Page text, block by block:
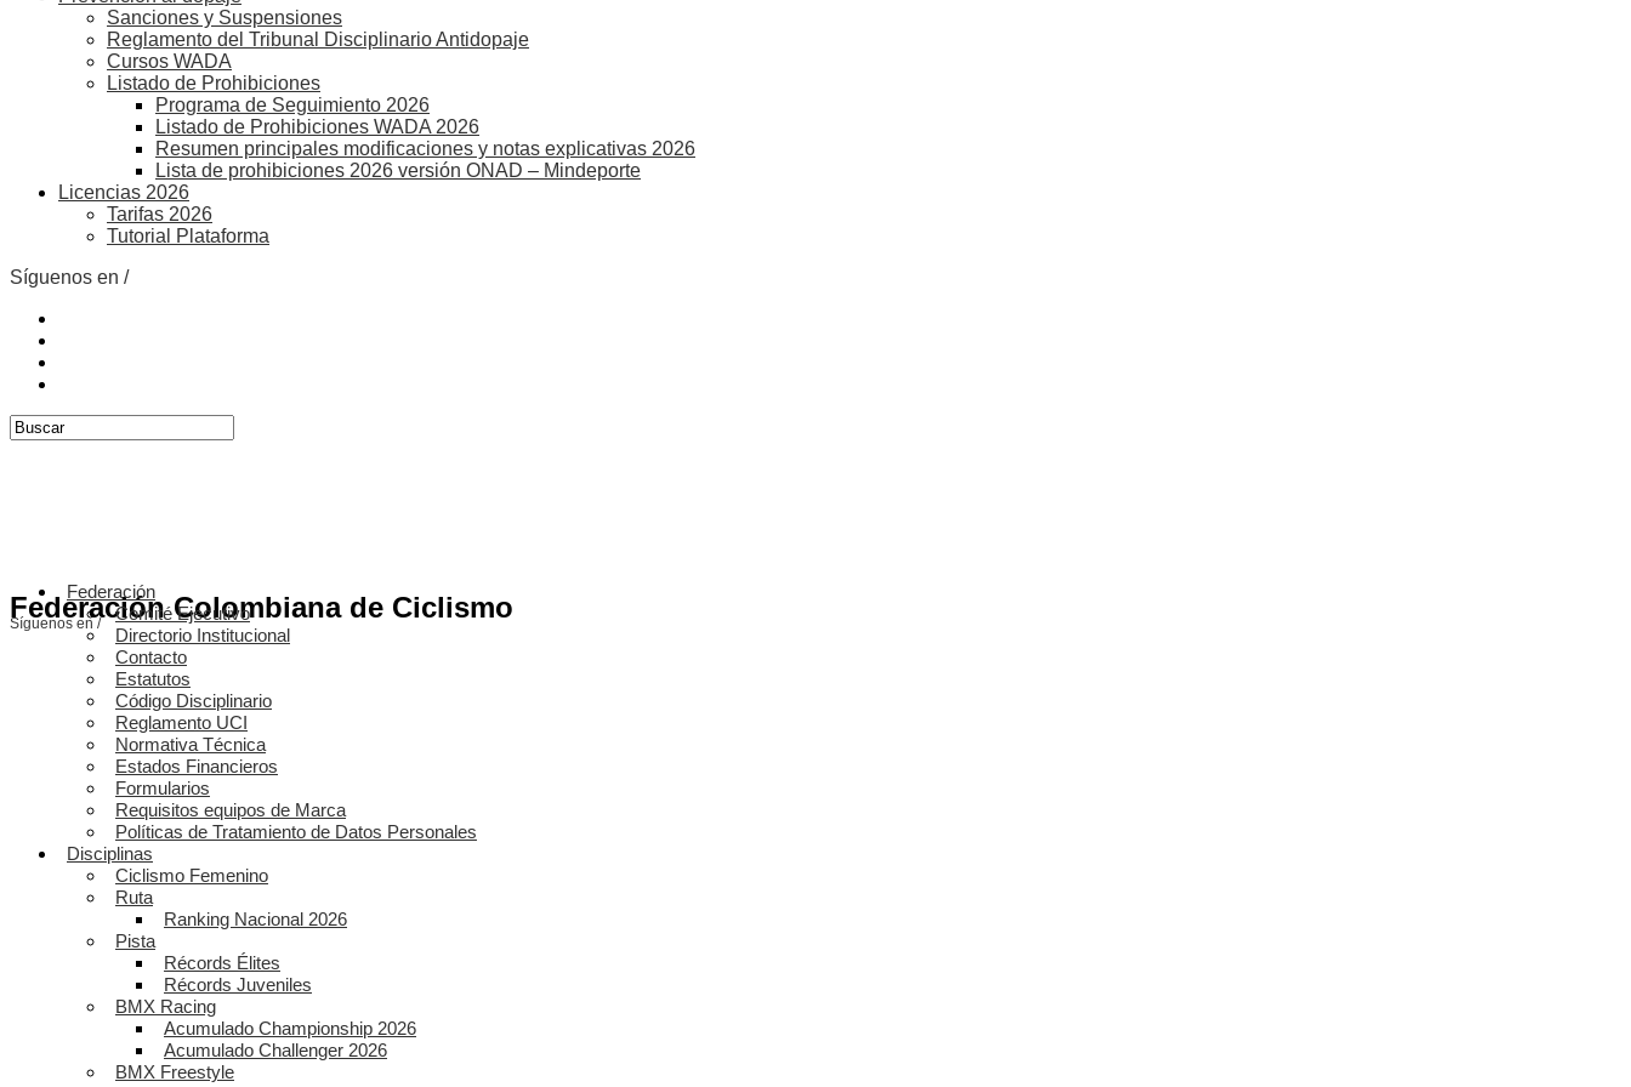
Sanciones y Suspensiones
Reglamento del Tribunal Disciplinario Antidopaje
Cursos WADA
Listado de Prohibiciones
Programa de Seguimiento 2026
Listado de Prohibiciones WADA 2026
Resumen principales modificaciones y notas explicativas 2026
Lista de prohibiciones 2026 versión ONAD – Mindeporte
Licencias 2026
Tarifas 2026
Tutorial Plataforma
Síguenos en /
Federación Colombiana de Ciclismo
Síguenos en /
Federación
Comité Ejecutivo
Directorio Institucional
Contacto
Estatutos
Código Disciplinario
Reglamento UCI
Normativa Técnica
Estados Financieros
Formularios
Requisitos equipos de Marca
Políticas de Tratamiento de Datos Personales
Disciplinas
Ciclismo Femenino
Ruta
Ranking Nacional 2026
Pista
Récords Élites
Récords Juveniles
BMX Racing
Acumulado Championship 2026
Acumulado Challenger 2026
BMX Freestyle